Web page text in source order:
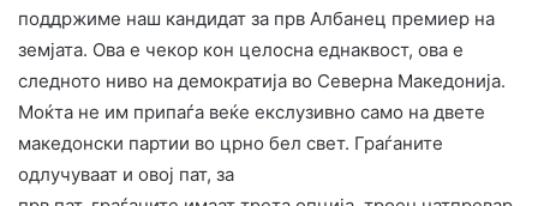
поддржиме наш кандидат за прв Албанец премиер на
земјата. Ова е чекор кон целосна еднаквост, ова е
следното ниво на демократија во Северна Македонија.
Моќта не им припаѓа веќе екслузивно само на двете
македонски партии во црно бел свет. Граѓаните
одлучуваат и овој пат, за